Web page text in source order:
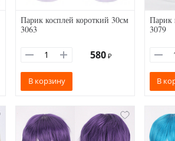
Парик косплей короткий 30см
3063
580 ₽
В корзину
Парик
3079
В